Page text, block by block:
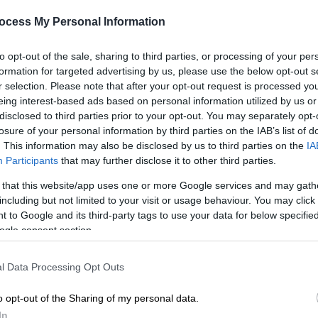
My Personal Information
opt-out of the sale, sharing to third parties, or processing of your
for targeted advertising by us, please use the below opt-out
selection. Please note that after your opt-out request is processed
interest-based ads based on personal information utilized by us
to third parties prior to your opt-out. You may separately
of your personal information by third parties on the IAB’s list of
This information may also be disclosed by us to third parties on the
Participants that may further disclose it to other third parties.
that this website/app uses one or more Google services and may
but not limited to your visit or usage behaviour. You may
to Google and its third-party tags to use your data for below
consent section.
Data Processing Opt Outs
opt-out of the Sharing of my personal data.
το ΕΘΝΟΣ στη Google
επίθεσηςπουδέχθηκε ο 36χρονος
σε φίλο του μετά τον
Γρίβας. Ο πρόεδρος της
Πούλκας, μιλώντας στοthesstoday.gr